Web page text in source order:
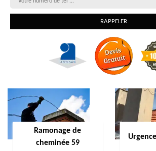
Ramonage de
cheminée 59